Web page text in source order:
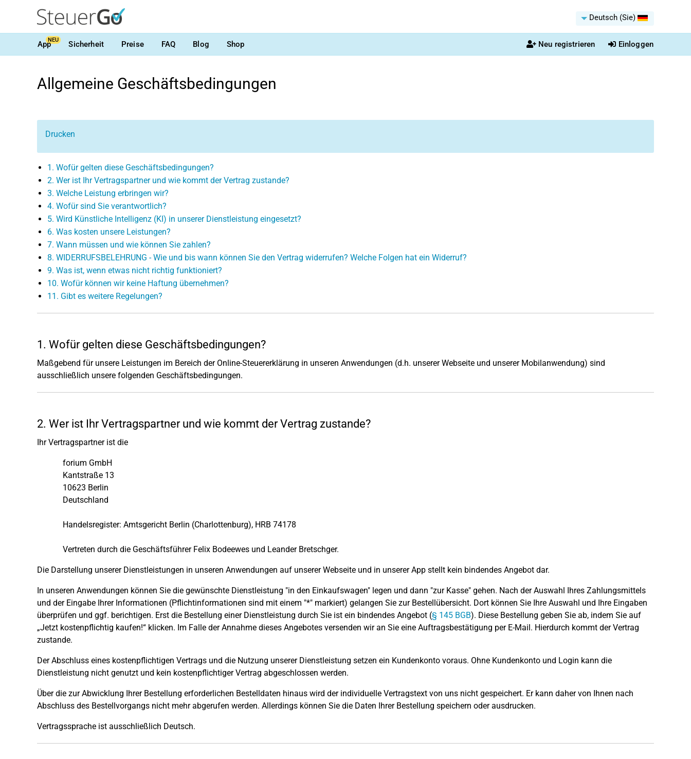
Deutsch (Sie)
AppNEU Sicherheit Preise FAQ Blog Shop Neu registrieren Einloggen
Allgemeine Geschäftsbedingungen
Drucken
1. Wofür gelten diese Geschäftsbedingungen?
2. Wer ist Ihr Vertragspartner und wie kommt der Vertrag zustande?
3. Welche Leistung erbringen wir?
4. Wofür sind Sie verantwortlich?
5. Wird Künstliche Intelligenz (KI) in unserer Dienstleistung eingesetzt?
6. Was kosten unsere Leistungen?
7. Wann müssen und wie können Sie zahlen?
8. WIDERRUFSBELEHRUNG - Wie und bis wann können Sie den Vertrag widerrufen? Welche Folgen hat ein Widerruf?
9. Was ist, wenn etwas nicht richtig funktioniert?
10. Wofür können wir keine Haftung übernehmen?
11. Gibt es weitere Regelungen?
1. Wofür gelten diese Geschäftsbedingungen?
Maßgebend für unsere Leistungen im Bereich der Online-Steuererklärung in unseren Anwendungen (d.h. unserer Webseite und unserer Mobilanwendung) sind
ausschließlich unsere folgenden Geschäftsbedingungen.
2. Wer ist Ihr Vertragspartner und wie kommt der Vertrag zustande?
Ihr Vertragspartner ist die
forium GmbH
Kantstraße 13
10623 Berlin
Deutschland
Handelsregister: Amtsgericht Berlin (Charlottenburg), HRB 74178
Vertreten durch die Geschäftsführer Felix Bodeewes und Leander Bretschger.
Die Darstellung unserer Dienstleistungen in unseren Anwendungen auf unserer Webseite und in unserer App stellt kein bindendes Angebot dar.
In unseren Anwendungen können Sie die gewünschte Dienstleistung "in den Einkaufswagen" legen und dann "zur Kasse" gehen. Nach der Auswahl Ihres Zahlungsmittels
und der Eingabe Ihrer Informationen (Pflichtinformationen sind mit einem "*" markiert) gelangen Sie zur Bestellübersicht. Dort können Sie Ihre Auswahl und Ihre Eingaben
überprüfen und ggf. berichtigen. Erst die Bestellung einer Dienstleistung durch Sie ist ein bindendes Angebot (§ 145 BGB). Diese Bestellung geben Sie ab, indem Sie auf
„Jetzt kostenpflichtig kaufen!“ klicken. Im Falle der Annahme dieses Angebotes versenden wir an Sie eine Auftragsbestätigung per E-Mail. Hierdurch kommt der Vertrag
zustande.
Der Abschluss eines kostenpflichtigen Vertrags und die Nutzung unserer Dienstleistung setzen ein Kundenkonto voraus. Ohne Kundenkonto und Login kann die
Dienstleistung nicht genutzt und kein kostenpflichtiger Vertrag abgeschlossen werden.
Über die zur Abwicklung Ihrer Bestellung erforderlichen Bestelldaten hinaus wird der individuelle Vertragstext von uns nicht gespeichert. Er kann daher von Ihnen nach
Abschluss des Bestellvorgangs nicht mehr abgerufen werden. Allerdings können Sie die Daten Ihrer Bestellung speichern oder ausdrucken.
Vertragssprache ist ausschließlich Deutsch.